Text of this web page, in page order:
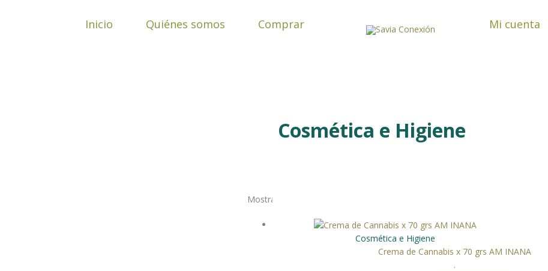
Inicio Quiénes somos Comprar Mi cuenta
Cosmética e Higiene
Mostrando 31–60 de 85 resultados
Cosmética e Higiene
Crema de Cannabis x 70 grs AM INANA
.